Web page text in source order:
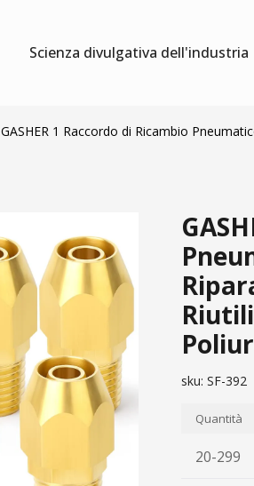
Scienza divulgativa dell'industria
GASHER 1 Raccordo di Ricambio
sku: SF-392
Quantità
20-299